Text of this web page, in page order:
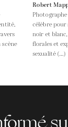
Robert
célèbre pour
noir et
florales et
sexualité (...)